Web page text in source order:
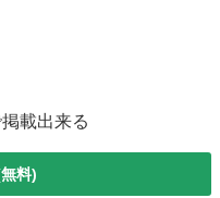
載出来る
料)